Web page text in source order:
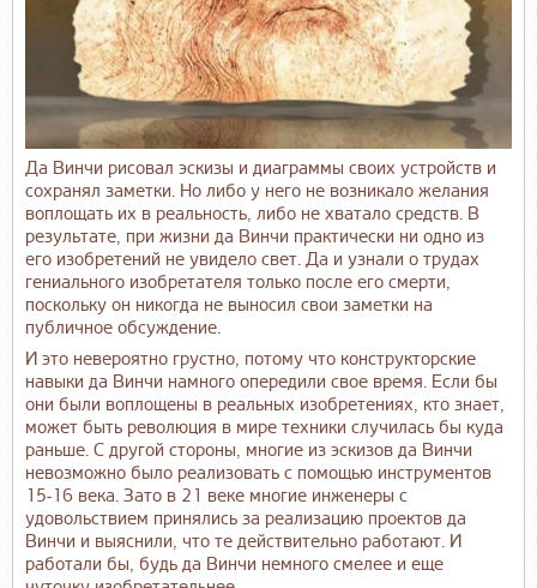
Да Винчи рисовал эскизы и диаграммы своих устройств и
сохранял заметки. Но либо у него не возникало желания
воплощать их в реальность, либо не хватало средств. В
результате, при жизни да Винчи практически ни одно из
его изобретений не увидело свет. Да и узнали о трудах
гениального изобретателя только после его смерти,
поскольку он никогда не выносил свои заметки на
публичное обсуждение.
И это невероятно грустно, потому что конструкторские
навыки да Винчи намного опередили свое время. Если бы
они были воплощены в реальных изобретениях, кто знает,
может быть революция в мире техники случилась бы куда
раньше. С другой стороны, многие из эскизов да Винчи
невозможно было реализовать с помощью инструментов
15-16 века. Зато в 21 веке многие инженеры с
удовольствием принялись за реализацию проектов да
Винчи и выяснили, что те действительно работают. И
работали бы, будь да Винчи немного смелее и еще